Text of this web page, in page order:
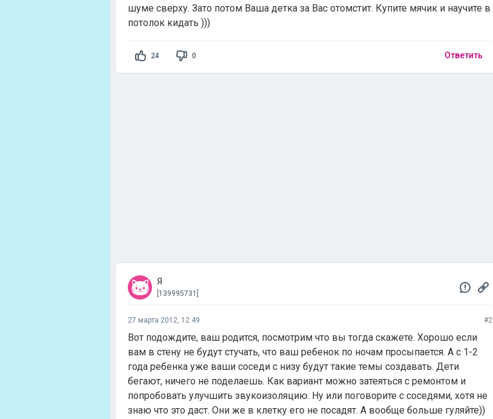
шуме сверху. Зато потом Ваша детка за Вас отомстит. Купите мячик и научите в
потолок кидать )))
24 0 Ответить
Я
[139995731]
27 марта 2012, 12:49 #2
Вот подождите, ваш родится, посмотрим что вы тогда скажете. Хорошо если
вам в стену не будут стучать, что ваш ребенок по ночам просыпается. А с 1-2
года ребенка уже ваши соседи с низу будут такие темы создавать. Дети
бегают, ничего не поделаешь. Как вариант можно затеяться с ремонтом и
попробовать улучшить звукоизоляцию. Ну или поговорите с соседями, хотя не
знаю что это даст. Они же в клетку его не посадят. А вообще больше гуляйте))